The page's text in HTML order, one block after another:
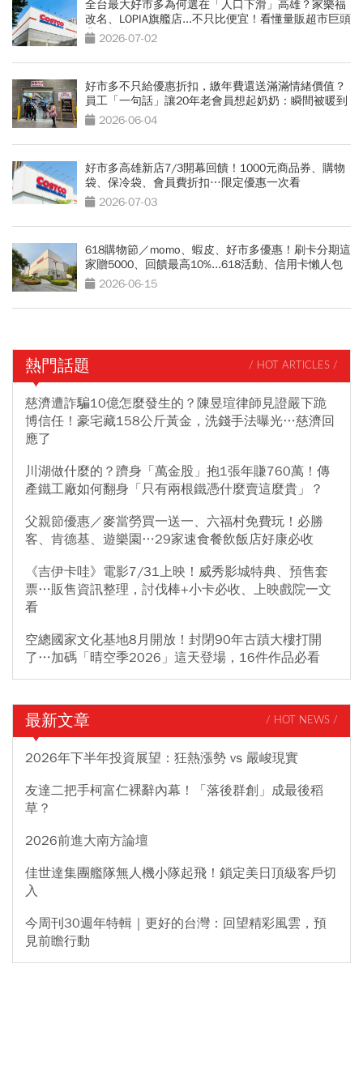
全台最大好市多為何選在「人口下滑」高雄？家樂福
改名、LOPIA旗艦店...不只比便宜！看懂量販超市巨頭
背後盤算
2026-07-02
好市多不只給優惠折扣，繳年費還送滿滿情緒價值？
員工「一句話」讓20年老會員想起奶奶：瞬間被暖到
了 2026-06-04
好市多高雄新店7/3開幕回饋！1000元商品券、購物
袋、保冷袋、會員費折扣…限定優惠一次看
2026-07-03
618購物節／momo、蝦皮、好市多優惠！刷卡分期這
家贈5000、回饋最高10%...618活動、信用卡懶人包
2026-06-15
熱門話題 / HOT ARTICLES /
慈濟遭詐騙10億怎麼發生的？陳昱瑄律師見證嚴下跪
博信任！豪宅藏158公斤黃金，洗錢手法曝光…慈濟回
應了
川湖做什麼的？躋身「萬金股」抱1張年賺760萬！傳
產鐵工廠如何翻身「只有兩根鐵憑什麼賣這麼貴」？
父親節優惠／麥當勞買一送一、六福村免費玩！必勝
客、肯德基、遊樂園…29家速食餐飲飯店好康必收
《吉伊卡哇》電影7/31上映！威秀影城特典、預售套
票…販售資訊整理，討伐棒+小卡必收、上映戲院一文
看
空總國家文化基地8月開放！封閉90年古蹟大樓打開
了…加碼「晴空季2026」這天登場，16件作品必看
最新文章 / HOT NEWS /
2026年下半年投資展望：狂熱漲勢 vs 嚴峻現實
友達二把手柯富仁裸辭內幕！「落後群創」成最後稻
草？
2026前進大南方論壇
佳世達集團艦隊無人機小隊起飛！鎖定美日頂級客戶切
入
今周刊30週年特輯｜更好的台灣：回望精彩風雲，預
見前瞻行動